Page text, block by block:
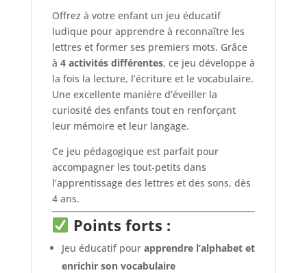
Offrez à votre enfant un jeu éducatif
ludique pour apprendre à reconnaître les
lettres et former ses premiers mots. Grâce
à 4 activités différentes, ce jeu développe à
la fois la lecture, l’écriture et le vocabulaire.
Une excellente manière d’éveiller la
curiosité des enfants tout en renforçant
leur mémoire et leur langage.
Ce jeu pédagogique est parfait pour
accompagner les tout-petits dans
l’apprentissage des lettres et des sons, dès
4 ans.
Points forts :
Jeu éducatif pour apprendre l’alphabet et
enrichir son vocabulaire